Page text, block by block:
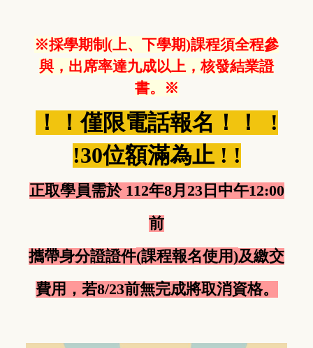
※採學期制(上、下學期)課程須全程參
與，出席率達九成以上，核發結業證
書。※
！！僅限電話報名！！
!
!30位額滿為止 ! !
正取學員需於 112年8月23日中午12:00
前
攜帶身分證證件(課程報名使用)及繳交
費用，若8/23前無完成將取消資格。